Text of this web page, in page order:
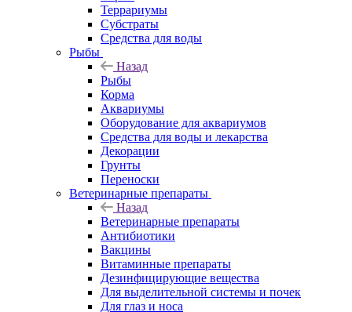
Террариумы
Субстраты
Средства для воды
Рыбы
Назад
Рыбы
Корма
Аквариумы
Оборудование для аквариумов
Средства для воды и лекарства
Декорации
Грунты
Переноски
Ветеринарные препараты
Назад
Ветеринарные препараты
Антибиотики
Вакцины
Витаминные препараты
Дезинфицирующие вещества
Для выделительной системы и почек
Для глаз и носа